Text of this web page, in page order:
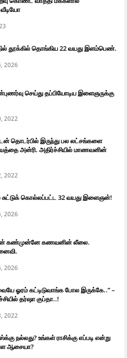
வீடியோ
தூக்கில் தொங்கிய 22 வயது இளம்பெண்.
2026
செய்து தப்பியோடிய இளைஞருக்கு
2022
தொடர்பில் இருந்து பல லட்சங்களை
அன்ரி. அதிர்ச்சியில் மாணவனின்
2022
சுட்டுக் கொல்லப்பட்ட 32 வயது இளைஞன்!
2026
கண்முன்னே கணவனின் லீலை.
2026
ஓரம் கட்டிடுவாங்க போல இருக்கே..” –
தர்ஷா குப்தா..!
2022
நல்லது? உங்கள் ராசிக்கு எப்படி என்று
ஆசையா?